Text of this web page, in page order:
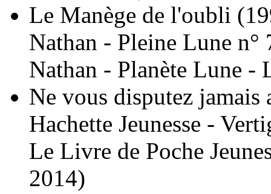
Le Manège de l'oubli
Nathan - Pleine Lune n°
Nathan - Planète Lune -
Ne vous disputez jamais
Hachette Jeunesse -
Le Livre de Poche
2014)